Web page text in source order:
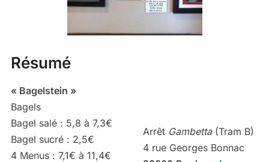
Résumé
« Bagelstein »
Bagels
Bagel salé : 5,8 à 7,3€
Bagel sucré : 2,5€
4 Menus : 7,1€ à 11,4€
ArrêtGambetta (Tram B)
4 rue Georges Bonnac